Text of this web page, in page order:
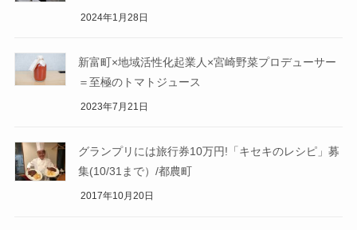
2024年1月28日
新富町×地域活性化起業人×宮崎野菜プロデューサー
＝至極のトマトジュース
2023年7月21日
グランプリには旅行券10万円!「キセキのレシピ」募
集(10/31まで）/都農町
2017年10月20日